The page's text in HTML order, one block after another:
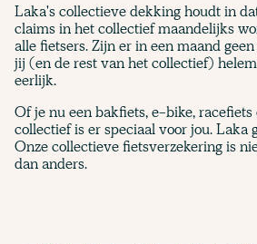
Laka's collectieve dekking houdt in
claims in het collectief maandelijks
alle fietsers. Zijn er in een maand
jij (en de rest van het collectief)
eerlijk.
Of je nu een bakfiets, e-bike, racefiets
collectief is er speciaal voor jou. Laka
Onze collectieve fietsverzekering is
dan anders.